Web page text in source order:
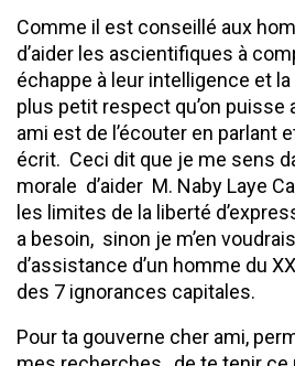
Comme il est conseillé aux
d’aider les ascientifiques à
échappe à leur intelligence et
plus petit respect qu’on puisse
ami est de l’écouter en parlant
écrit. Ceci dit que je me sens
morale d’aider M. Naby Laye
les limites de la liberté
a besoin, sinon je m’en
d’assistance d’un homme du
des 7 ignorances capitales.
Pour ta gouverne cher ami,